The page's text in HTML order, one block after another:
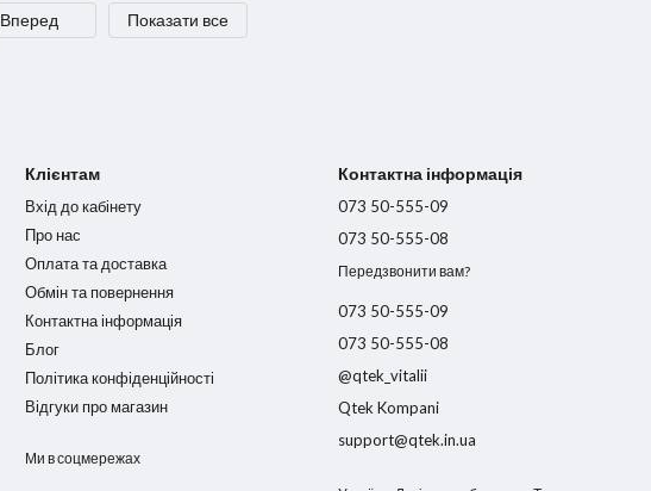
Вперед Показати все
Клієнтам
Вхід до кабінету
Про нас
Оплата та доставка
Обмін та повернення
Контактна інформація
Блог
Політика конфіденційності
Відгуки про магазин
Ми в соцмережах
Контактна інформація
073 50-555-09
073 50-555-08
Передзвонити вам?
073 50-555-09
073 50-555-08
@qtek_vitalii
Qtek Kompani
support@qtek.in.ua